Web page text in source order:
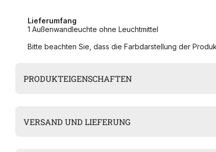
Lieferumfang
1 Außenwandleuchte ohne Leuchtmittel
Bitte beachten Sie, dass die Farbdarstellung der
PRODUKTEIGENSCHAFTEN
VERSAND UND LIEFERUNG